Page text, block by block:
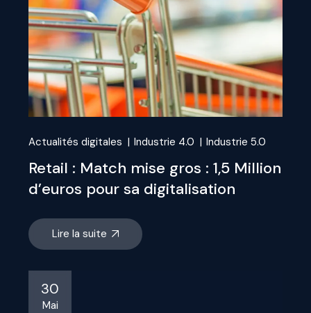
Actualités digitales Industrie 4.0 Industrie 5.0
Retail : Match mise gros : 1,5 Million
d’euros pour sa digitalisation
Lire la suite
30
Mai